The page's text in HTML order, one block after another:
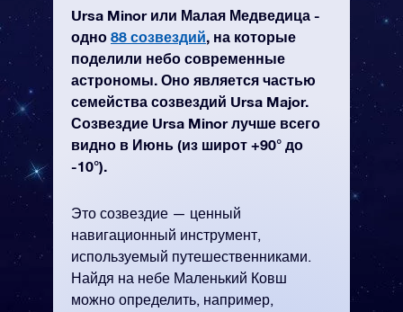
Ursa Minor или Малая Медведица -
одно 88 созвездий, на которые
поделили небо современные
астрономы. Оно является частью
семейства созвездий Ursa Major.
Созвездие Ursa Minor лучше всего
видно в Июнь (из широт +90° до
-10°).
Это созвездие — ценный
навигационный инструмент,
используемый путешественниками.
Найдя на небе Маленький Ковш
можно определить, например,